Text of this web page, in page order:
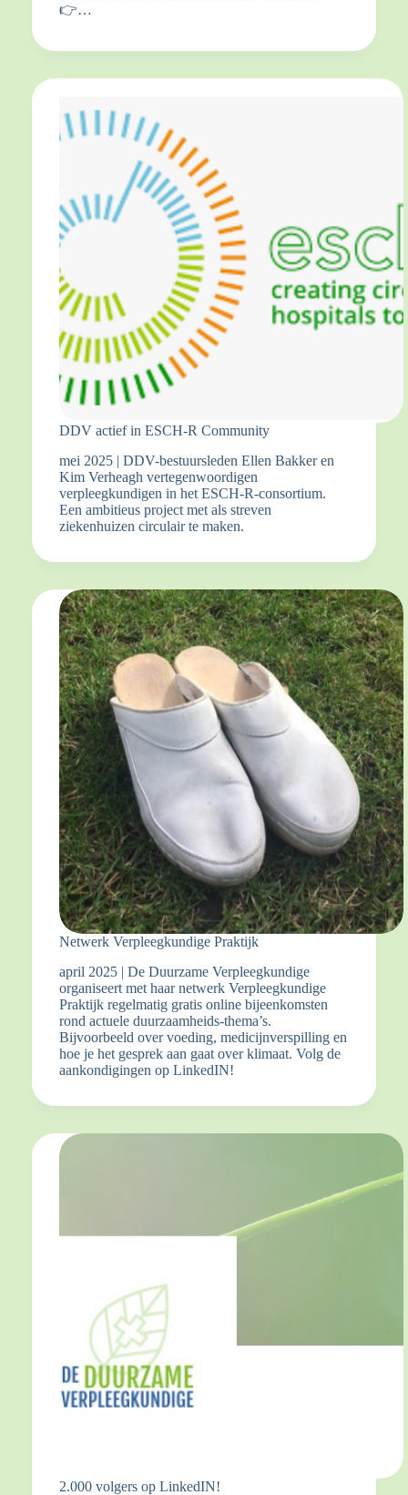
👉…
DDV actief in ESCH-R Community
mei 2025 | DDV-bestuursleden Ellen Bakker en
Kim Verheagh vertegenwoordigen
verpleegkundigen in het ESCH-R-consortium.
Een ambitieus project met als streven
ziekenhuizen circulair te maken.
Netwerk Verpleegkundige Praktijk
april 2025 | De Duurzame Verpleegkundige
organiseert met haar netwerk Verpleegkundige
Praktijk regelmatig gratis online bijeenkomsten
rond actuele duurzaamheids-thema’s.
Bijvoorbeeld over voeding, medicijnverspilling en
hoe je het gesprek aan gaat over klimaat. Volg de
aankondigingen op LinkedIN!
2.000 volgers op LinkedIN!